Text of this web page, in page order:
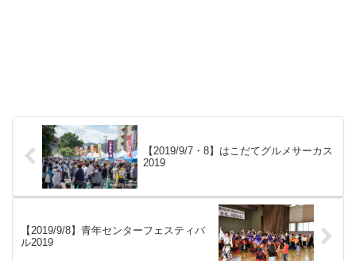
【2019/9/7・8】はこだてグルメサーカス
2019
【2019/9/8】青年センターフェスティバ
ル2019